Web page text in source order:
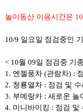
놀이동산 이용시간은
10/9 일요일 점검중인
< 10월 09일 점검중 기
1. 엔젤풍차 (관람차) :
2. 청룡열차 : 점검 및 수
3. 부메랑카 : 새로운 놀
4. 미니바이킹 : 점검 및